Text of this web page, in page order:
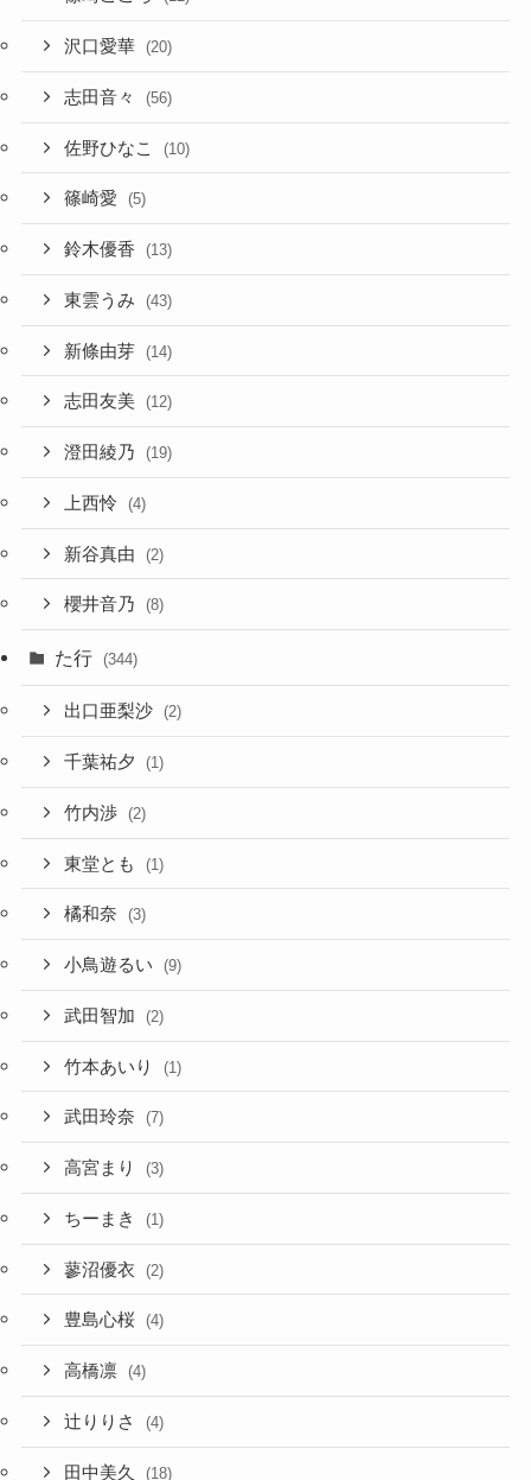
沢口愛華 (20)
志田音々 (56)
佐野ひなこ (10)
篠崎愛 (5)
鈴木優香 (13)
東雲うみ (43)
新條由芽 (14)
志田友美 (12)
澄田綾乃 (19)
上西怜 (4)
新谷真由 (2)
櫻井音乃 (8)
た行 (344)
出口亜梨沙 (2)
千葉祐夕 (1)
竹内渉 (2)
東堂とも (1)
橘和奈 (3)
小鳥遊るい (9)
武田智加 (2)
竹本あいり (1)
武田玲奈 (7)
高宮まり (3)
ちーまき (1)
蓼沼優衣 (2)
豊島心桜 (4)
高橋凛 (4)
辻りりさ (4)
田中美久 (18)